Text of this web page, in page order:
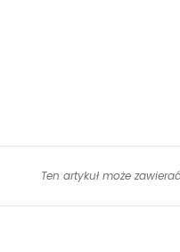
Ten artykuł może